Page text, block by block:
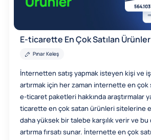
E-ticarette En Çok Satılan Ürünler
Pınar Keleş
İnternetten satış yapmak isteyen kişi ve
artırmak için her zaman internette en çok
e-ticaret paketleri hakkında araştırmalar
ticarette en çok satan ürünleri sitelerine
daha yüksek bir talebe karşılık verir ve bu
artırma fırsatı sunar. İnternette en çok